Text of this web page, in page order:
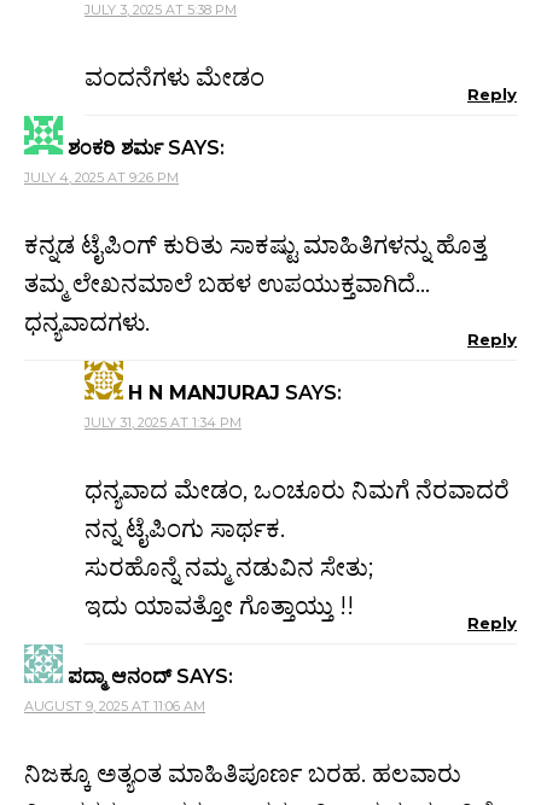
JULY 3, 2025 AT 5:38 PM
ವಂದನೆಗಳು ಮೇಡಂ
Reply
ಶಂಕರಿ ಶರ್ಮ SAYS:
JULY 4, 2025 AT 9:26 PM
ಕನ್ನಡ ಟೈಪಿಂಗ್ ಕುರಿತು ಸಾಕಷ್ಟು ಮಾಹಿತಿಗಳನ್ನು ಹೊತ್ತ
ತಮ್ಮ ಲೇಖನಮಾಲೆ ಬಹಳ ಉಪಯುಕ್ತವಾಗಿದೆ…
ಧನ್ಯವಾದಗಳು.
Reply
H N MANJURAJ SAYS:
JULY 31, 2025 AT 1:34 PM
ಧನ್ಯವಾದ ಮೇಡಂ, ಒಂಚೂರು ನಿಮಗೆ ನೆರವಾದರೆ
ನನ್ನ ಟೈಪಿಂಗು ಸಾರ್ಥಕ.
ಸುರಹೊನ್ನೆ ನಮ್ಮ ನಡುವಿನ ಸೇತು;
ಇದು ಯಾವತ್ತೋ ಗೊತ್ತಾಯ್ತು !!
Reply
ಪದ್ಮಾ ಆನಂದ್ SAYS:
AUGUST 9, 2025 AT 11:06 AM
ನಿಜಕ್ಕೂ ಅತ್ಯಂತ ಮಾಹಿತಿಪೂರ್ಣ ಬರಹ. ಹಲವಾರು